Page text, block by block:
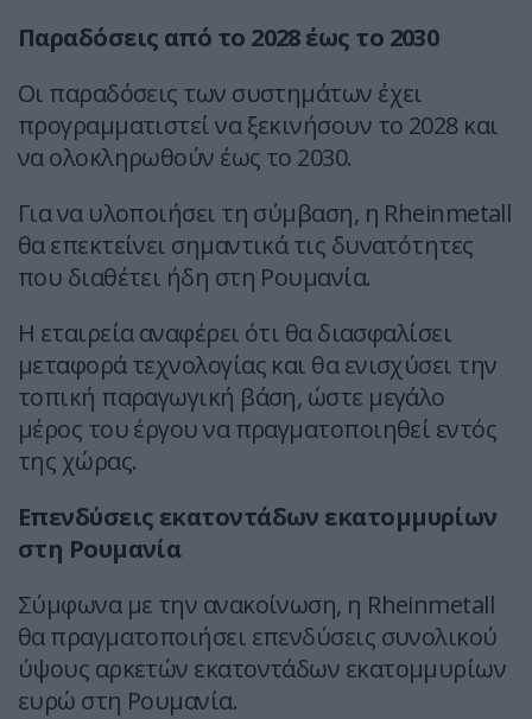
Παραδόσεις από το 2028 έως το 2030
Οι παραδόσεις των συστημάτων έχει
προγραμματιστεί να ξεκινήσουν το 2028 και
να ολοκληρωθούν έως το 2030.
Για να υλοποιήσει τη σύμβαση, η Rheinmetall
θα επεκτείνει σημαντικά τις δυνατότητες
που διαθέτει ήδη στη Ρουμανία.
Η εταιρεία αναφέρει ότι θα διασφαλίσει
μεταφορά τεχνολογίας και θα ενισχύσει την
τοπική παραγωγική βάση, ώστε μεγάλο
μέρος του έργου να πραγματοποιηθεί εντός
της χώρας.
Επενδύσεις εκατοντάδων εκατομμυρίων
στη Ρουμανία
Σύμφωνα με την ανακοίνωση, η Rheinmetall
θα πραγματοποιήσει επενδύσεις συνολικού
ύψους αρκετών εκατοντάδων εκατομμυρίων
ευρώ στη Ρουμανία.